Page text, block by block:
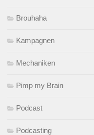
Brouhaha
Kampagnen
Mechaniken
Pimp my Brain
Podcast
Podcasting